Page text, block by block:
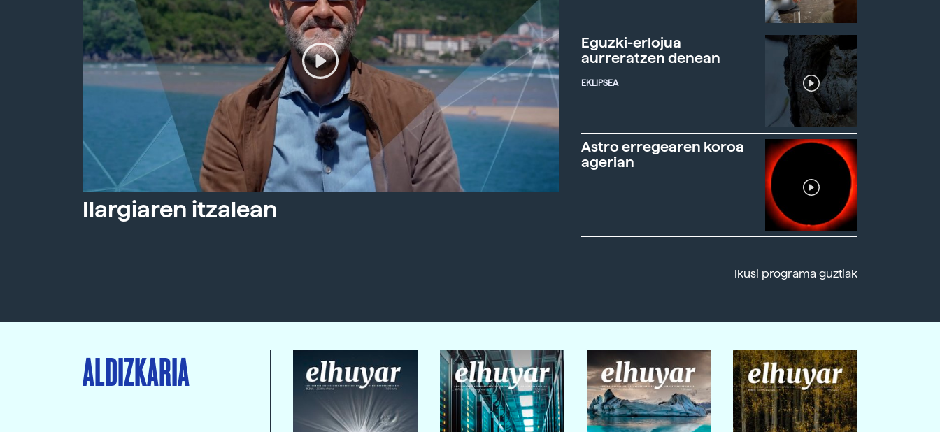
Ilargiaren itzalean
Eguzki-erlojua
aurreratzen denean
EKLIPSEA
Astro erregearen koroa
agerian
Ikusi programa guztiak
ALDIZKARIA